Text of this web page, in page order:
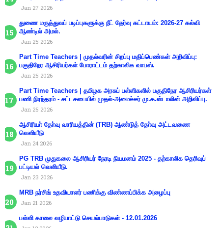
Jan 27 2026
துணை மருத்துவப் படிப்புகளுக்கு நீட் தேர்வு கட்டாயம்: 2026-27 கல்வி
ஆண்டில் அமல்.
Jan 25 2026
Part Time Teachers | முதல்வரின் சிறப்பு மதிப்பெண்கள் அறிவிப்பு:
பகுதிநேர ஆசிரியர்கள் போராட்டம் தற்காலிக வாபஸ்.
Jan 25 2026
Part Time Teachers | தமிழக அரசுப் பள்ளிகளில் பகுதிநேர ஆசிரியர்கள்
பணி நிரந்தரம் - சட்டசபையில் முதல்-அமைச்சர் மு.க.ஸ்டாலின் அறிவிப்பு.
Jan 25 2026
ஆசிரியா் தோ்வு வாரியத்தின் (TRB) ஆண்டுத் தோ்வு அட்டவணை
வெளியீடு
Jan 24 2026
PG TRB முதுகலை ஆசிரியர் நேரடி நியமனம் 2025 - தற்காலிக தெரிவுப்
பட்டியல் வெளியீடு.
Jan 23 2026
MRB நர்சிங் உதவியாளர் பணிக்கு விண்ணப்பிக்க அழைப்பு
Jan 21 2026
பள்ளி காலை வழிபாட்டு செயல்பாடுகள் - 12.01.2026